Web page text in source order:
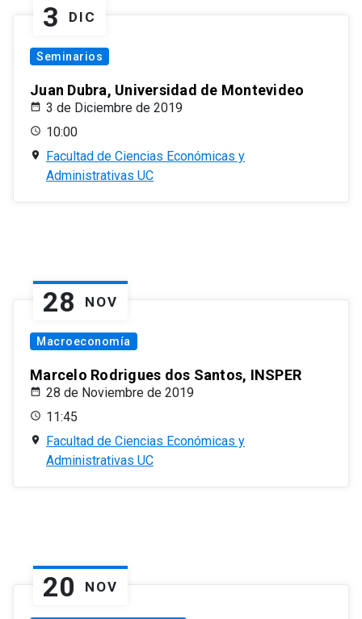
3 DIC
Seminarios
Juan Dubra, Universidad de Montevideo
3 de Diciembre de 2019
10:00
Facultad de Ciencias Económicas y
Administrativas UC
28 NOV
Macroeconomía
Marcelo Rodrigues dos Santos, INSPER
28 de Noviembre de 2019
11:45
Facultad de Ciencias Económicas y
Administrativas UC
20 NOV